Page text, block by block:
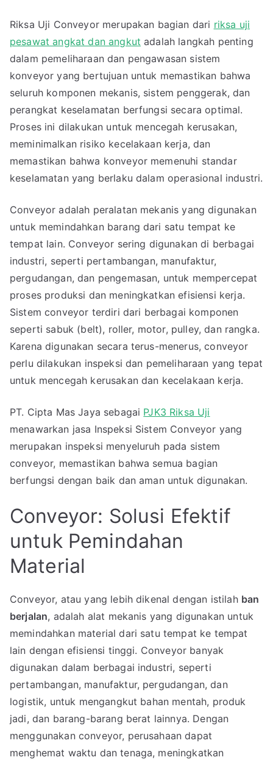
Riksa Uji Conveyor merupakan bagian dari riksa uji
pesawat angkat dan angkut adalah langkah penting
dalam pemeliharaan dan pengawasan sistem
konveyor yang bertujuan untuk memastikan bahwa
seluruh komponen mekanis, sistem penggerak, dan
perangkat keselamatan berfungsi secara optimal.
Proses ini dilakukan untuk mencegah kerusakan,
meminimalkan risiko kecelakaan kerja, dan
memastikan bahwa konveyor memenuhi standar
keselamatan yang berlaku dalam operasional industri.
Conveyor adalah peralatan mekanis yang digunakan
untuk memindahkan barang dari satu tempat ke
tempat lain. Conveyor sering digunakan di berbagai
industri, seperti pertambangan, manufaktur,
pergudangan, dan pengemasan, untuk mempercepat
proses produksi dan meningkatkan efisiensi kerja.
Sistem conveyor terdiri dari berbagai komponen
seperti sabuk (belt), roller, motor, pulley, dan rangka.
Karena digunakan secara terus-menerus, conveyor
perlu dilakukan inspeksi dan pemeliharaan yang tepat
untuk mencegah kerusakan dan kecelakaan kerja.
PT. Cipta Mas Jaya sebagai PJK3 Riksa Uji
menawarkan jasa Inspeksi Sistem Conveyor yang
merupakan inspeksi menyeluruh pada sistem
conveyor, memastikan bahwa semua bagian
berfungsi dengan baik dan aman untuk digunakan.
Conveyor: Solusi Efektif
untuk Pemindahan
Material
Conveyor, atau yang lebih dikenal dengan istilah ban
berjalan, adalah alat mekanis yang digunakan untuk
memindahkan material dari satu tempat ke tempat
lain dengan efisiensi tinggi. Conveyor banyak
digunakan dalam berbagai industri, seperti
pertambangan, manufaktur, pergudangan, dan
logistik, untuk mengangkut bahan mentah, produk
jadi, dan barang-barang berat lainnya. Dengan
menggunakan conveyor, perusahaan dapat
menghemat waktu dan tenaga, meningkatkan